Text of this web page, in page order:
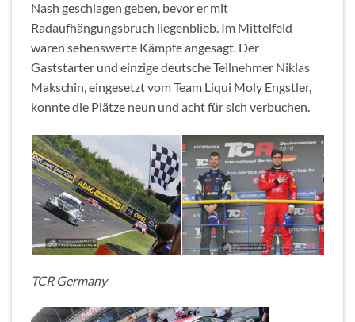
Nash geschlagen geben, bevor er mit
Radaufhängungsbruch liegenblieb. Im Mittelfeld
waren sehenswerte Kämpfe angesagt. Der
Gaststarter und einzige deutsche Teilnehmer Niklas
Makschin, eingesetzt vom Team Liqui Moly Engstler,
konnte die Plätze neun und acht für sich verbuchen.
TCR Germany